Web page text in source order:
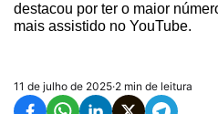
destacou por ter o maior
mais assistido no YouTube.
11 de julho de 2025·2 min de leitura